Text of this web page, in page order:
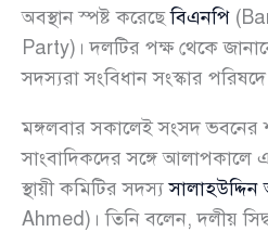
অবস্থান স্পষ্ট করেছেবিএনপি
Party)। দলটির পক্ষ থেকে
সদস্যরা সংবিধান সংস্কার
মঙ্গলবার সকালেই সংসদ ভবনের
সাংবাদিকদের সঙ্গে আলাপকালে
স্থায়ী কমিটির সদস্য
Ahmed)। তিনি বলেন, দলীয়